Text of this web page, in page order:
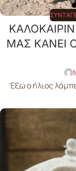
ΜΑΣ ΚΑΝΕΙ
Έξω ο ήλιος